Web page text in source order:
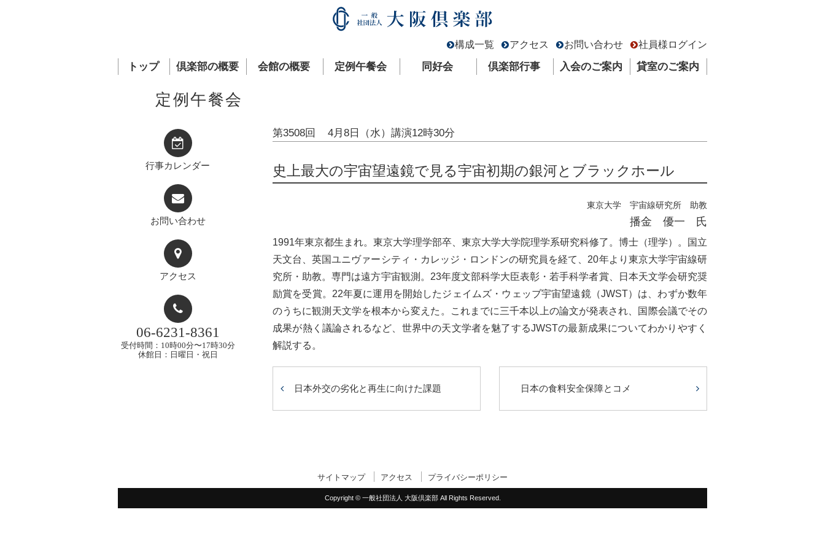
社員様ログイン
お問い合わせ
アクセス
構成一覧
トップ 倶楽部の概要 会館の概要 定例午餐会 同好会 倶楽部行事 入会のご案内 貸室のご案内
定例午餐会
第3508回 4月8日（水） 講演12時30分
史上最大の宇宙望遠鏡で見る宇宙初期の銀河とブラックホール
東京大学 宇宙線研究所 助教
播金 優一 氏
1991年東京都生まれ。東京大学理学部卒、東京大学大学院理学系研究科修了。博士（理学）。国立
天文台、英国ユニヴァーシティ・カレッジ・ロンドンの研究員を経て、20年より東京大学宇宙線研
究所・助教。専門は遠方宇宙観測。23年度文部科学大臣表彰・若手科学者賞、日本天文学会研究奨
励賞を受賞。22年夏に運用を開始したジェイムズ・ウェッブ宇宙望遠鏡（JWST）は、わずか数年
のうちに観測天文学を根本から変えた。これまでに三千本以上の論文が発表され、国際会議でその
成果が熱く議論されるなど、世界中の天文学者を魅了するJWSTの最新成果についてわかりやすく
解説する。
日本外交の劣化と再生に向けた課題 日本の食料安全保障とコメ
行事カレンダー
お問い合わせ
アクセス
06-6231-8361
受付時間：10時00分〜17時30分
休館日：日曜日・祝日
サイトマップ アクセス プライバシーポリシー
Copyright © 一般社団法人 大阪倶楽部 All Rights Reserved.